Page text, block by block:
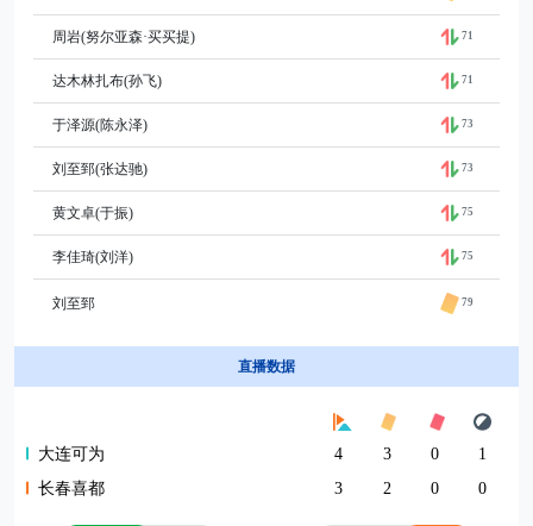
周岩(努尔亚森·买买提) 71
达木林扎布(孙飞) 71
于泽源(陈永泽) 73
刘至郅(张达驰) 73
黄文卓(于振) 75
李佳琦(刘洋) 75
刘至郅 79
直播数据
大连可为 4 3 0
1
长春喜都
3 2 0 0